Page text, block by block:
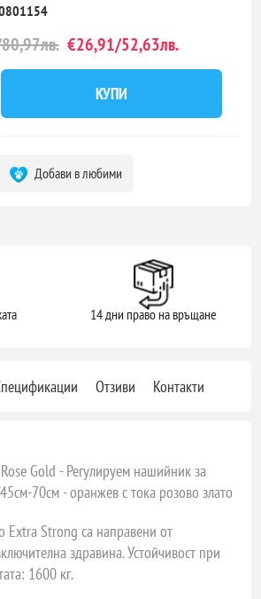
€26,91/52,63лв.
КУПИ
Добави в любими
14 дни право на връщане
Отзиви Контакти
Gold - Регулируем нашийник за
70см - оранжев с тока розово злато
Strong са направени от
здравина. Устойчивост при
1600 кг.